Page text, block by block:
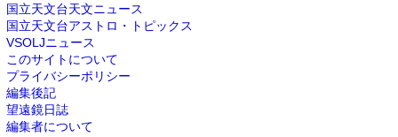
国立天文台天文ニュース
国立天文台アストロ・トピックス
VSOLJニュース
このサイトについて
プライバシーポリシー
編集後記
望遠鏡日誌
編集者について